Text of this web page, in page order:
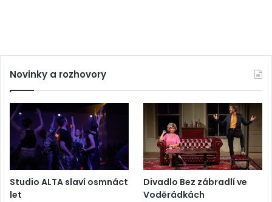
Novinky a rozhovory
Studio ALTA slaví osmnáct
let
Divadlo Bez zábradlí ve
Voděrádkách